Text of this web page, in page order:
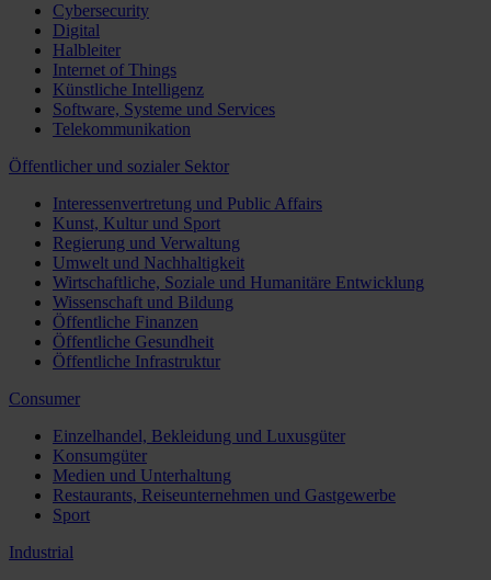
Cybersecurity
Digital
Halbleiter
Internet of Things
Künstliche Intelligenz
Software, Systeme und Services
Telekommunikation
Öffentlicher und sozialer Sektor
Interessenvertretung und Public Affairs
Kunst, Kultur und Sport
Regierung und Verwaltung
Umwelt und Nachhaltigkeit
Wirtschaftliche, Soziale und Humanitäre Entwicklung
Wissenschaft und Bildung
Öffentliche Finanzen
Öffentliche Gesundheit
Öffentliche Infrastruktur
Consumer
Einzelhandel, Bekleidung und Luxusgüter
Konsumgüter
Medien und Unterhaltung
Restaurants, Reiseunternehmen und Gastgewerbe
Sport
Industrial